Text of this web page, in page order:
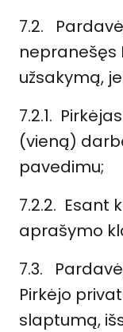
7.2.
nepranešęs
užsakymą,
7.2.1.
(vieną)
pavedimu;
7.2.2. Esant
aprašymo
7.3.
Pirkėjo
slaptumą,